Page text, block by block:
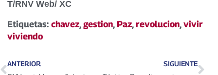
T/RNV Web/ XC
Etiquetas: chavez,gestion, Paz,revolucion,vivir
viviendo
ANTERIOR SIGUIENTE